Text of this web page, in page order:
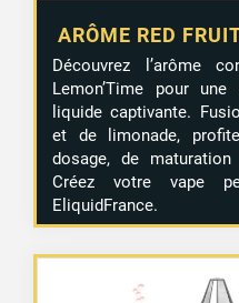
ARÔME RED
Découvrez l’arôme
Lemon’Time pour
liquide captivante.
et de limonade,
dosage, de
Créez votre vape
EliquidFrance.